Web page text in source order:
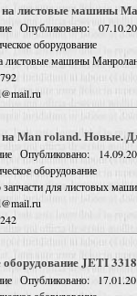
на листовые машины
Опубликовано:
оборудование
листовые машины
на Man roland. Новые.
Опубликовано:
оборудование
для листовых
оборудование JETI
Опубликовано: